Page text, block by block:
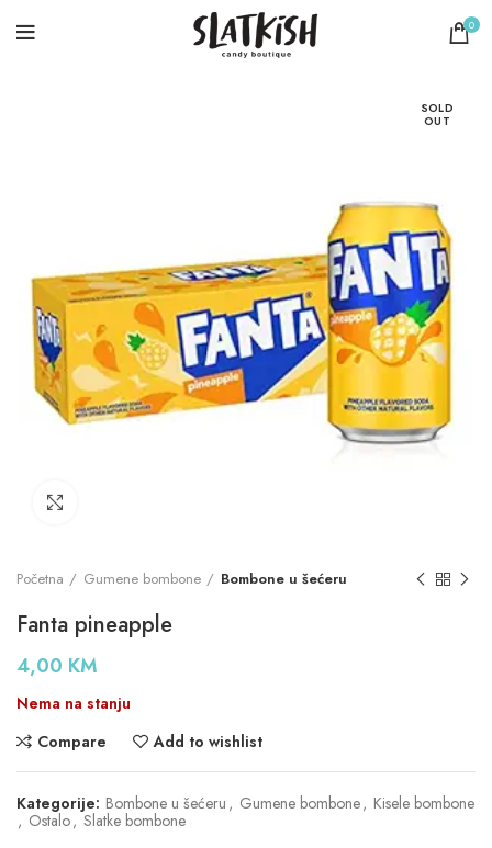
0
SOLD
OUT
Početna Gumene bombone Bombone u šećeru
Fanta pineapple
4,00 KM
Nema na stanju
Compare
Add to wishlist
Kategorije: Bombone u šećeru , Gumene bombone, Kisele bombone
, Ostalo, Slatke bombone